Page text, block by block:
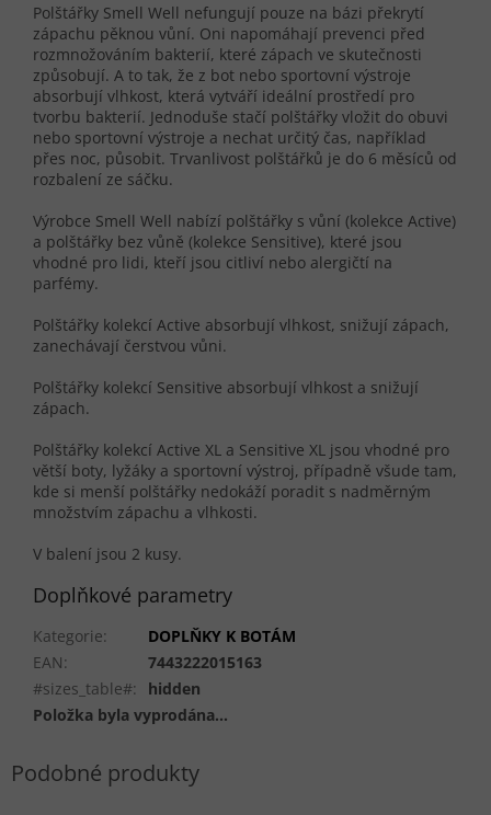
Polštářky Smell Well nefungují pouze na bázi překrytí
zápachu pěknou vůní. Oni napomáhají prevenci před
rozmnožováním bakterií, které zápach ve skutečnosti
způsobují. A to tak, že z bot nebo sportovní výstroje
absorbují vlhkost, která vytváří ideální prostředí pro
tvorbu bakterií. Jednoduše stačí polštářky vložit do obuvi
nebo sportovní výstroje a nechat určitý čas, například
přes noc, působit. Trvanlivost polštářků je do 6 měsíců od
rozbalení ze sáčku.
Výrobce Smell Well nabízí polštářky s vůní (kolekce Active)
a polštářky bez vůně (kolekce Sensitive), které jsou
vhodné pro lidi, kteří jsou citliví nebo alergičtí na
parfémy.
Polštářky kolekcí Active absorbují vlhkost, snižují zápach,
zanechávají čerstvou vůni.
Polštářky kolekcí Sensitive absorbují vlhkost a snižují
zápach.
Polštářky kolekcí Active XL a Sensitive XL jsou vhodné pro
větší boty, lyžáky a sportovní výstroj, případně všude tam,
kde si menší polštářky nedokáží poradit s nadměrným
množstvím zápachu a vlhkosti.
V balení jsou 2 kusy.
Doplňkové parametry
Kategorie:
DOPLŇKY K BOTÁM
EAN:
7443222015163
#sizes_table#:
hidden
Položka byla vyprodána…